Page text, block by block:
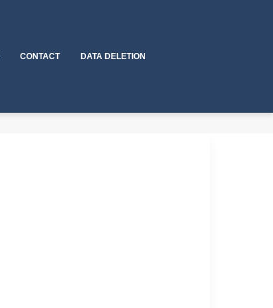
CONTACT DATA DELETION